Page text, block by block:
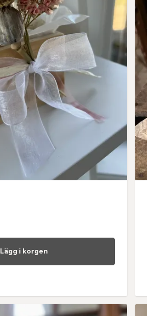
Lägg i korgen